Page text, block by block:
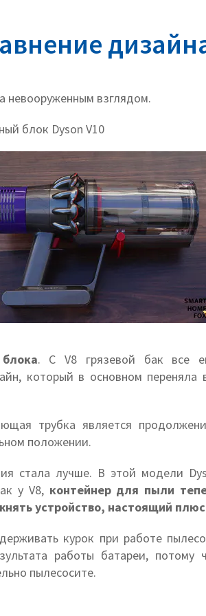
невооруженным взглядом.
блок Dyson V10
. С V8 грязевой бак все
который в основном переняла
трубка является
положении.
стала лучше. В этой модели
у V8, контейнер для пыли
устройство, настоящий плюс
курок при работе
работы батареи, потому
пылесосите.